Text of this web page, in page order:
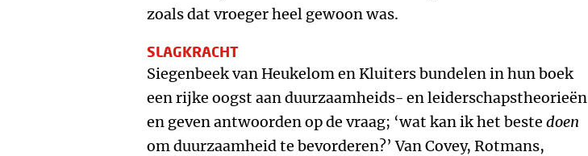
zoals dat vroeger heel gewoon was.
SLAGKRACHT
Siegenbeek van Heukelom en Kluiters bundelen in hun boek
een rijke oogst aan duurzaamheids- en leiderschapstheorieën
en geven antwoorden op de vraag; ‘wat kan ik het beste doen
om duurzaamheid te bevorderen?’ Van Covey, Rotmans,